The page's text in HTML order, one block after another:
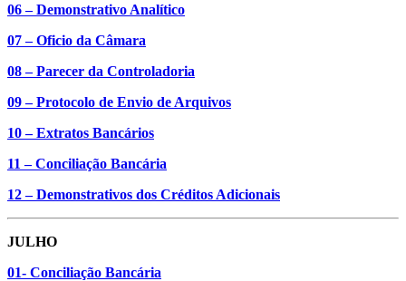
06 – Demonstrativo Analítico
07 – Oficio da Câmara
08 – Parecer da Controladoria
09 – Protocolo de Envio de Arquivos
10 – Extratos Bancários
11 – Conciliação Bancária
12 – Demonstrativos dos Créditos Adicionais
JULHO
01- Conciliação Bancária